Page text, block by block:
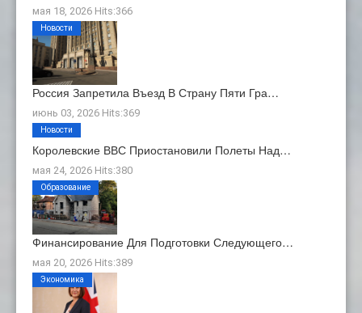
мая 18, 2026 Hits:366
Россия Запретила Въезд В Страну Пяти Гра…
июнь 03, 2026 Hits:369
Новости
Королевские ВВС Приостановили Полеты Над…
мая 24, 2026 Hits:380
Новости
Финансирование Для Подготовки Следующего…
мая 20, 2026 Hits:389
Образование
Экономика